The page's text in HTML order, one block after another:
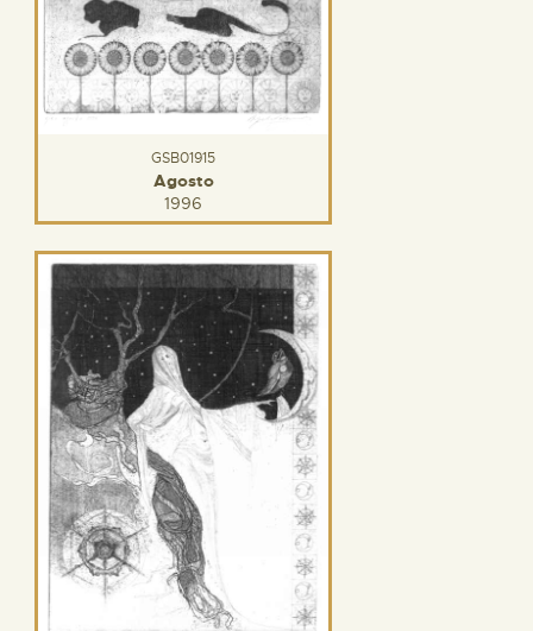
GSB01915
Agosto
1996